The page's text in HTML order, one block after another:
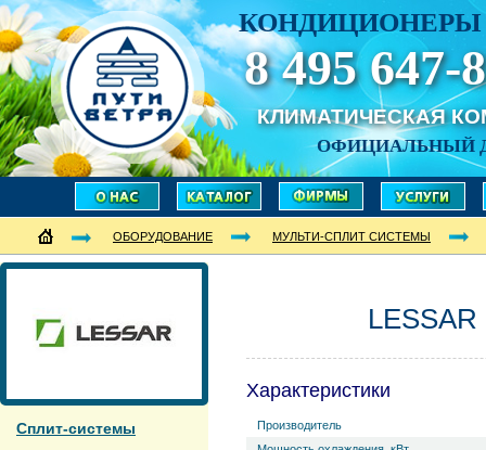
КОНДИЦИОНЕРЫ
8 495 647-
КЛИМАТИЧЕСКАЯ
ОФИЦИАЛЬНЫЙ
ОБОРУДОВАНИЕ МУЛЬТИ-СПЛИТ СИСТЕМЫ
Сплит-системы
Характеристики
Производитель